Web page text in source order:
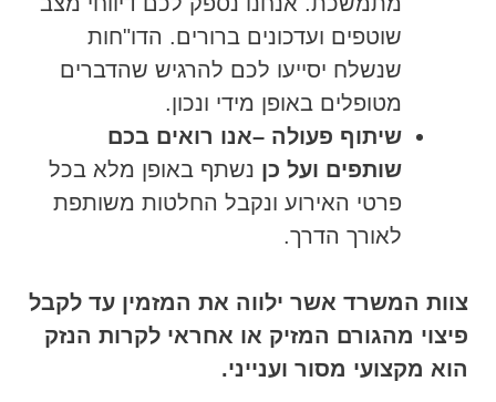
שוטפים ועדכונים ברורים. הדו"חות
שנשלח יסייעו לכם להרגיש שהדברים
מטופלים באופן מידי ונכון.
שיתוף פעולה –אנו רואים בכם
שותפים ועל כן נשתף באופן מלא בכל
פרטי האירוע ונקבל החלטות משותפת
לאורך הדרך.
צוות המשרד אשר ילווה את המזמין עד לקבל
פיצוי מהגורם המזיק או אחראי לקרות הנזק
הוא מקצועי מסור וענייני.